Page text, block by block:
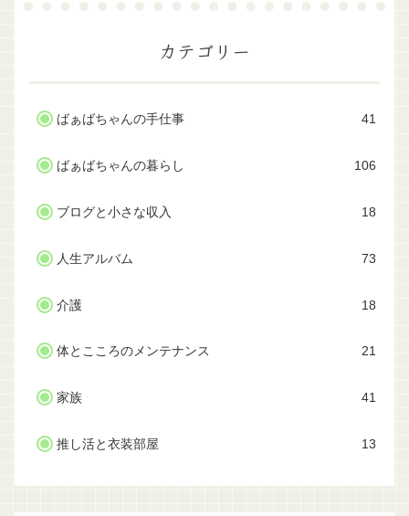
カテゴリー
ばぁばちゃんの手仕事 41
ばぁばちゃんの暮らし 106
ブログと小さな収入 18
人生アルバム 73
介護 18
体とこころのメンテナンス 21
家族 41
推し活と衣装部屋 13